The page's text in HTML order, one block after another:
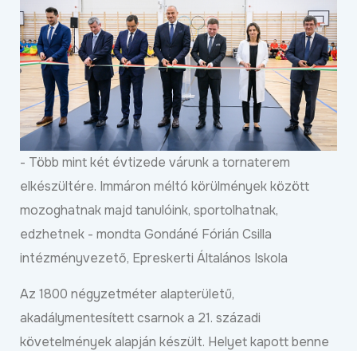
- Több mint két évtizede várunk a tornaterem
elkészültére. Immáron méltó körülmények között
mozoghatnak majd tanulóink, sportolhatnak,
edzhetnek - mondta Gondáné Fórián Csilla
intézményvezető, Epreskerti Általános Iskola
Az 1800 négyzetméter alapterületű,
akadálymentesített csarnok a 21. századi
követelmények alapján készült. Helyet kapott benne